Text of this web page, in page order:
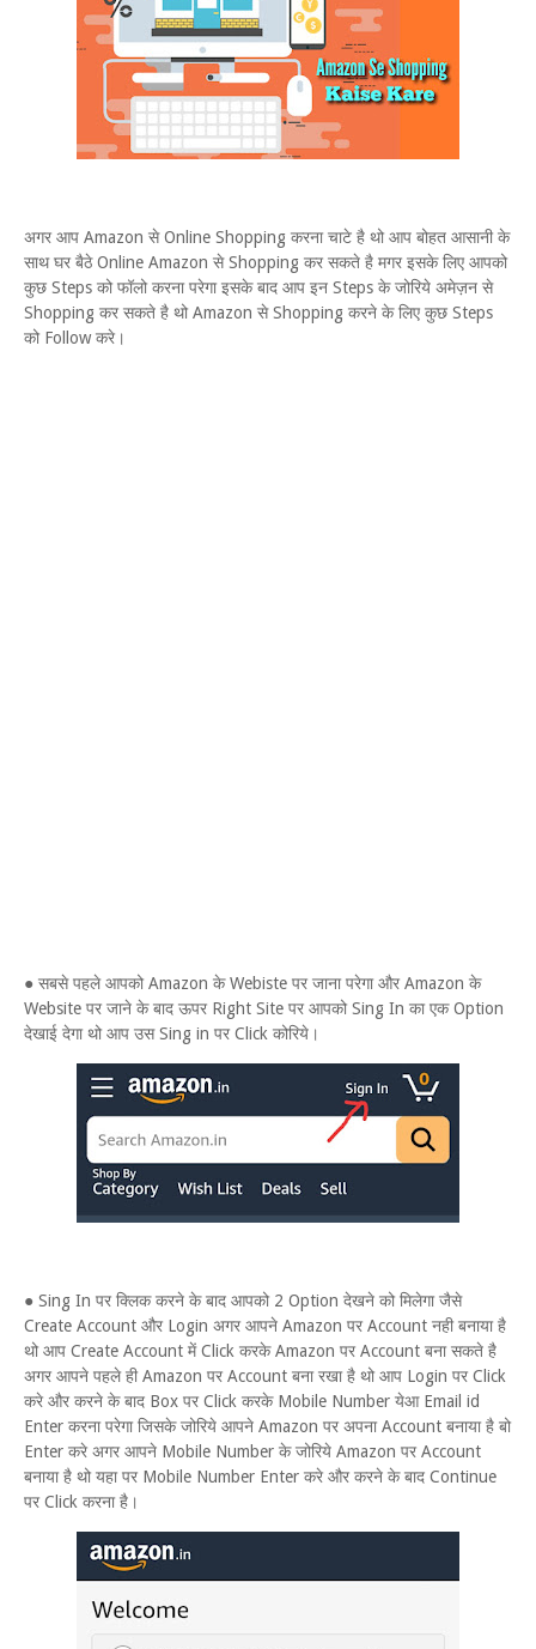
अगर आप Amazon से Online Shopping करना चाटे है थो आप बोहत आसानी के
साथ घर बैठे Online Amazon से Shopping कर सकते है मगर इसके लिए आपको
कुछ Steps को फॉलो करना परेगा इसके बाद आप इन Steps के जोरिये अमेज़न से
Shopping कर सकते है थो Amazon से Shopping करने के लिए कुछ Steps
को Follow करे।
● सबसे पहले आपको Amazon के Webiste पर जाना परेगा और Amazon के
Website पर जाने के बाद ऊपर Right Site पर आपको Sing In का एक Option
देखाई देगा थो आप उस Sing in पर Click कोरिये।
● Sing In पर क्लिक करने के बाद आपको 2 Option देखने को मिलेगा जैसे
Create Account और Login अगर आपने Amazon पर Account नही बनाया है
थो आप Create Account में Click करके Amazon पर Account बना सकते है
अगर आपने पहले ही Amazon पर Account बना रखा है थो आप Login पर Click
करे और करने के बाद Box पर Click करके Mobile Number येआ Email id
Enter करना परेगा जिसके जोरिये आपने Amazon पर अपना Account बनाया है बो
Enter करे अगर आपने Mobile Number के जोरिये Amazon पर Account
बनाया है थो यहा पर Mobile Number Enter करे और करने के बाद Continue
पर Click करना है।